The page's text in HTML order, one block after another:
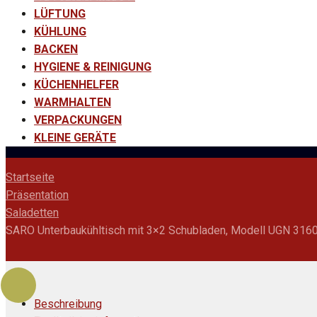
LÜFTUNG
KÜHLUNG
BACKEN
HYGIENE & REINIGUNG
KÜCHENHELFER
WARMHALTEN
VERPACKUNGEN
KLEINE GERÄTE
Startseite
Präsentation
Saladetten
SARO Unterbaukühltisch mit 3×2 Schubladen, Modell UGN
Beschreibung